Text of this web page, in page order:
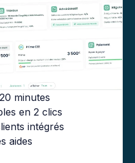
minutes
en 2 clics
intégrés
aides